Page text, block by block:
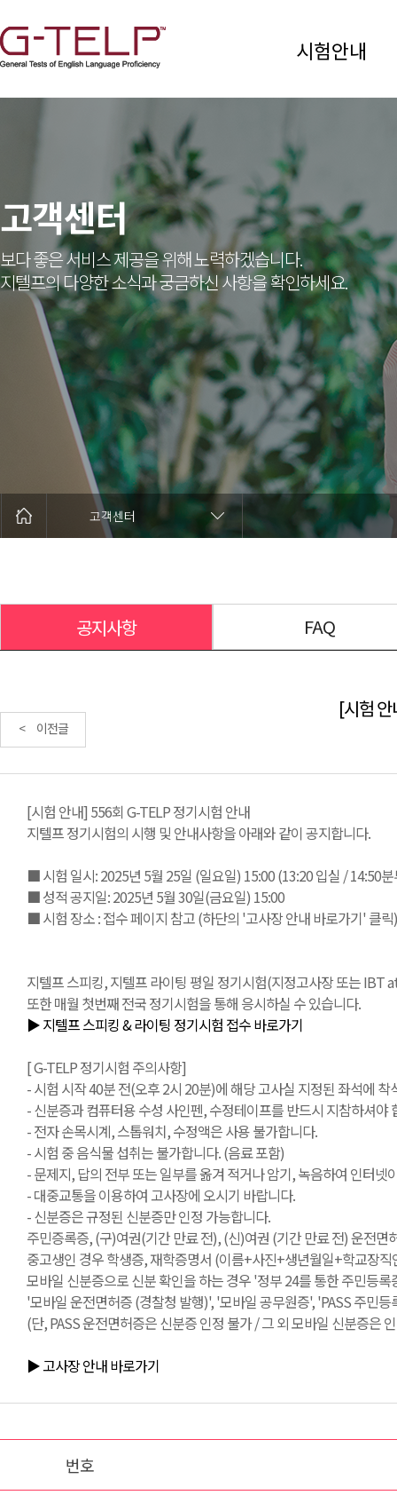
시험안내
고객센터
보다 좋은 서비스 제공을 위해 노력하겠습니다.
지텔프의 다양한 소식과 궁금하신 사항을 확인하세요.
고객센터
공지사항 FAQ
[시험
< 이전글
[시험 안내] 556회 G-TELP 정기시험 안내
지텔프 정기시험의 시행 및 안내사항을 아래와 같이 공지합니다.
■ 시험 일시: 2025년 5월 25일 (일요일) 15:00 (13:20 입실 / 14:50
■ 성적 공지일: 2025년 5월 30일(금요일) 15:00
■ 시험 장소 : 접수 페이지 참고 (하단의 '고사장 안내 바로가기' 클릭)
지텔프 스피킹, 지텔프 라이팅 평일 정기시험(지정고사장 또는 IBT
또한 매월 첫번째 전국 정기시험을 통해 응시하실 수 있습니다.
▶ 지텔프 스피킹 & 라이팅 정기시험 접수 바로가기
[ G-TELP 정기시험 주의사항]
- 시험 시작 40분 전(오후 2시 20분)에 해당 고사실 지정된 좌석에
- 신분증과 컴퓨터용 수성 사인펜, 수정테이프를 반드시 지참하셔야
- 전자 손목시계, 스톱워치, 수정액은 사용 불가합니다.
- 시험 중 음식물 섭취는 불가합니다. (음료 포함)
- 문제지, 답의 전부 또는 일부를 옮겨 적거나 암기, 녹음하여 인터
- 대중교통을 이용하여 고사장에 오시기 바랍니다.
- 신분증은 규정된 신분증만 인정 가능합니다.
주민증록증, (구)여권(기간 만료 전), (신)여권 (기간 만료 전) 운전
중고생인 경우 학생증, 재학증명서 (이름+사진+생년월일+학교장
모바일 신분증으로 신분 확인을 하는 경우 '정부 24를 통한 주민등록
'모바일 운전면허증 (경찰청 발행)', '모바일 공무원증', 'PASS 주민
(단, PASS 운전면허증은 신분증 인정 불가 / 그 외 모바일 신분증은
▶ 고사장 안내 바로가기
번호